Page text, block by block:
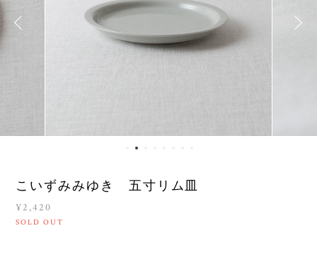
こいずみみゆき 五寸リム皿
¥2,420
SOLD OUT